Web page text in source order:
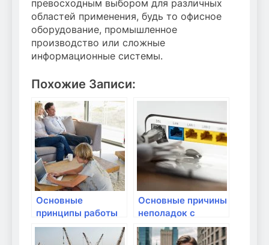
превосходным выбором для различных
областей применения, будь то офисное
оборудование, промышленное
производство или сложные
информационные системы.
Похожие Записи:
Основные
принципы работы
Wi-Fi и его
преимущества
Основные причины
неполадок с
модемом и их
решение